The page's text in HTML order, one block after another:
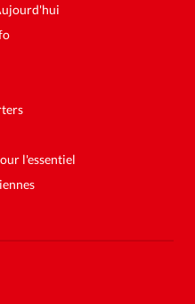
l'essentiel